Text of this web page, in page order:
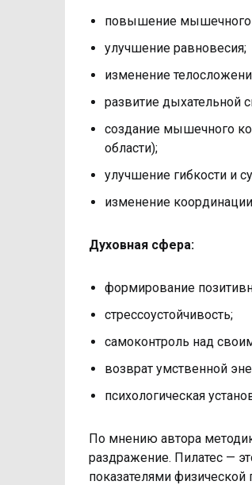
повышение мышечного
улучшение равновесия;
изменение
развитие дыхательной
создание мышечного
области);
улучшение гибкости и
изменение
Духовная сфера:
формирование
стрессоустойчивость;
самоконтроль над
возврат умственной
психологическая
По мнению автора
раздражение. Пилатес —
показателями